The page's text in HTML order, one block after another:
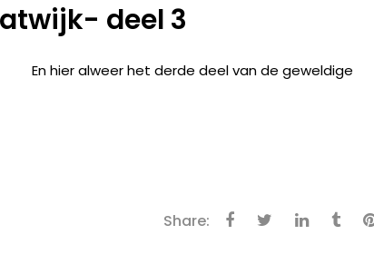
deel 3
En hier alweer het derde deel van de geweldige
Share: